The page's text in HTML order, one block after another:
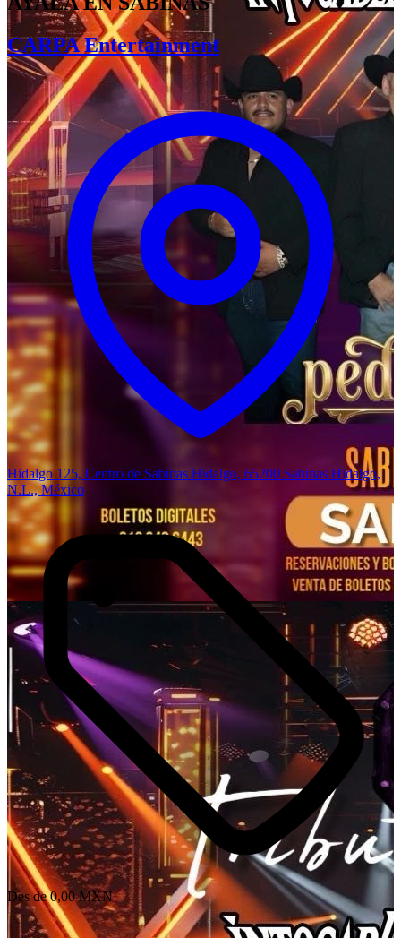
CARPA Entertainment
Hidalgo 125, Centro de Sabinas Hidalgo, 65200 Sabinas Hidalgo,
N.L., México
Des de 0,00 MXN